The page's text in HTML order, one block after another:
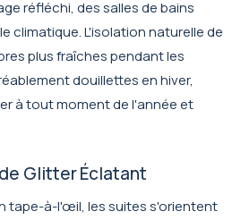
réfléchi, des salles de bains
climatique. L'isolation naturelle de
plus fraîches pendant les
douillettes en hiver,
à tout moment de l'année et
Glitter Éclatant
tape-à-l'œil, les suites s'orientent